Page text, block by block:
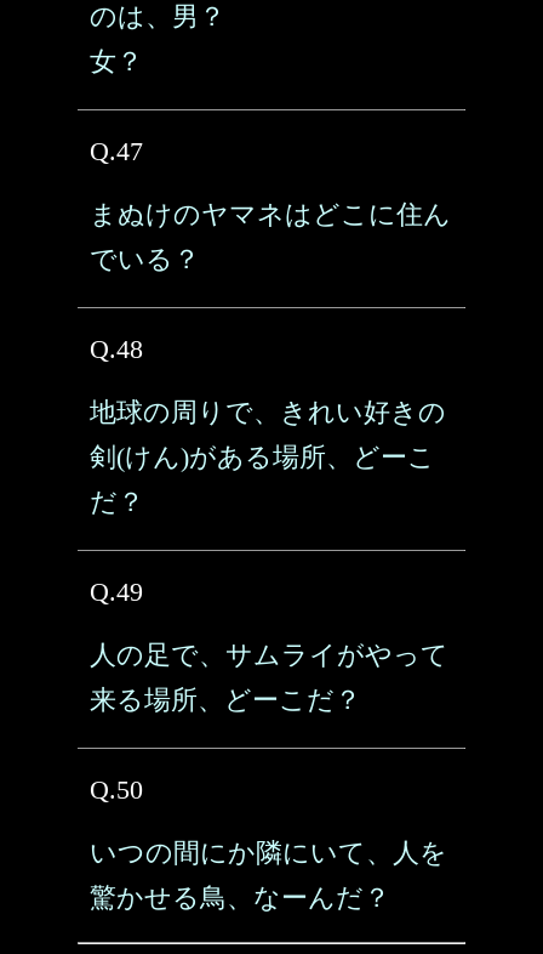
のは、男？
女？
Q.47
まぬけのヤマネはどこに住ん
でいる？
Q.48
地球の周りで、きれい好きの
剣(けん)がある場所、どーこ
だ？
Q.49
人の足で、サムライがやって
来る場所、どーこだ？
Q.50
いつの間にか隣にいて、人を
驚かせる鳥、なーんだ？